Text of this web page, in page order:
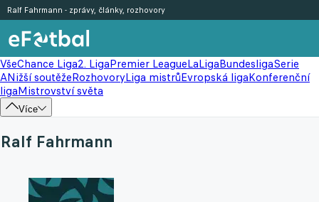
VšeChance Liga2. LigaPremier LeagueLaLigaBundesligaSerie
ANižší soutěžeRozhovoryLiga mistrůEvropská ligaKonferenční
ligaMistrovství světa
Více
Ralf Fahrmann - zprávy, články, rozhovory
Ralf Fahrmann